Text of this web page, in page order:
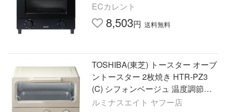
ECカレント
8,503円 送料無料
TOSHIBA(東芝) トースター オーブ
ントースター 2枚焼き HTR-PZ3
(C) シフォンベージュ 温度調節機
能付き 受皿付き タイマー1
ルミナスエイト ヤフー店